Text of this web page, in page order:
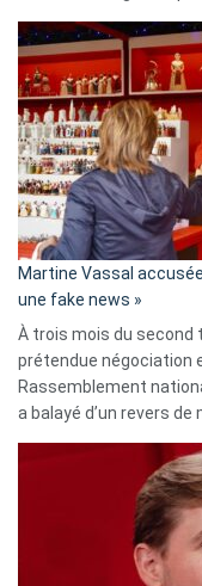
Martine Vassal accusée
une fake news »
À trois mois du second
prétendue négociation
Rassemblement
a balayé d’un revers de